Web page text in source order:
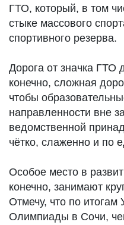
ГТО, который, в том
стыке массового
спортивного резерва.
Дорога от значка ГТО
конечно, сложная
чтобы
направленности вне
ведомственной
чётко, слаженно и по
Особое место в
конечно, занимают
Отмечу, что по
Олимпиады в Сочи,